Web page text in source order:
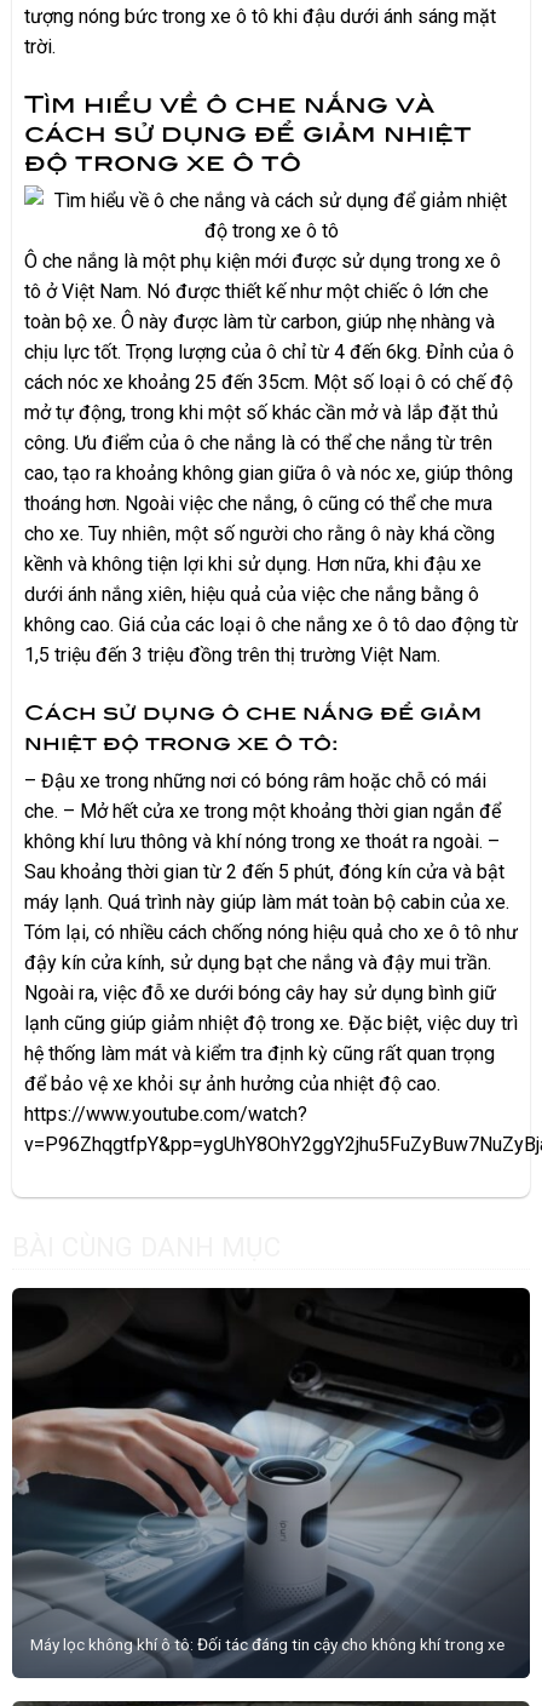
tượng nóng bức trong xe ô tô khi đậu dưới ánh sáng mặt
trời.
Tìm hiểu về ô che nắng và
cách sử dụng để giảm nhiệt
độ trong xe ô tô
Ô che nắng là một phụ kiện mới được sử dụng trong xe ô
tô ở Việt Nam. Nó được thiết kế như một chiếc ô lớn che
toàn bộ xe. Ô này được làm từ carbon, giúp nhẹ nhàng và
chịu lực tốt. Trọng lượng của ô chỉ từ 4 đến 6kg. Đỉnh của ô
cách nóc xe khoảng 25 đến 35cm. Một số loại ô có chế độ
mở tự động, trong khi một số khác cần mở và lắp đặt thủ
công. Ưu điểm của ô che nắng là có thể che nắng từ trên
cao, tạo ra khoảng không gian giữa ô và nóc xe, giúp thông
thoáng hơn. Ngoài việc che nắng, ô cũng có thể che mưa
cho xe. Tuy nhiên, một số người cho rằng ô này khá cồng
kềnh và không tiện lợi khi sử dụng. Hơn nữa, khi đậu xe
dưới ánh nắng xiên, hiệu quả của việc che nắng bằng ô
không cao. Giá của các loại ô che nắng xe ô tô dao động từ
1,5 triệu đến 3 triệu đồng trên thị trường Việt Nam.
Cách sử dụng ô che nắng để giảm
nhiệt độ trong xe ô tô:
– Đậu xe trong những nơi có bóng râm hoặc chỗ có mái
che. – Mở hết cửa xe trong một khoảng thời gian ngắn để
không khí lưu thông và khí nóng trong xe thoát ra ngoài. –
Sau khoảng thời gian từ 2 đến 5 phút, đóng kín cửa và bật
máy lạnh. Quá trình này giúp làm mát toàn bộ cabin của xe.
Tóm lại, có nhiều cách chống nóng hiệu quả cho xe ô tô như
đậy kín cửa kính, sử dụng bạt che nắng và đậy mui trần.
Ngoài ra, việc đỗ xe dưới bóng cây hay sử dụng bình giữ
lạnh cũng giúp giảm nhiệt độ trong xe. Đặc biệt, việc duy trì
hệ thống làm mát và kiểm tra định kỳ cũng rất quan trọng
để bảo vệ xe khỏi sự ảnh hưởng của nhiệt độ cao.
https://www.youtube.com/watch?
Máy lọc không khí ô tô: Đối tác đáng tin cậy cho không khí trong xe